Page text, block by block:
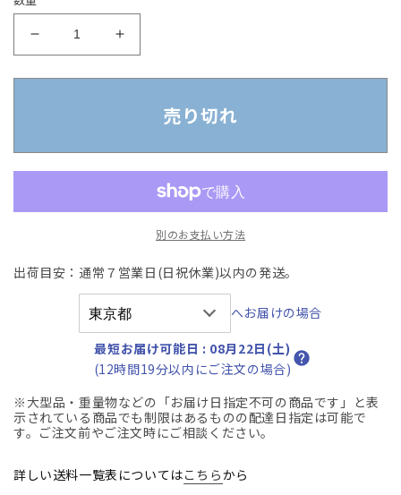
ラ
バ
ン
ス
ッ
ク
動
【中
ラ
バ
ン
ス
ラ
ハ
イ
ッ
ク
動
売り切れ
別のお支払い方法
出荷目安：通常７営業日(日祝休業)以内の発送。
へお届けの場合
最短お届け可能日 : 08月22日(土)
(12時間19分以内にご注文の場合)
※大型品・重量物などの「お届け日指定不可の商品です」と表
示されている商品でも制限はあるものの配達日指定は可能で
す。ご注文前やご注文時にご相談ください。
詳しい送料一覧表についてはこちらから